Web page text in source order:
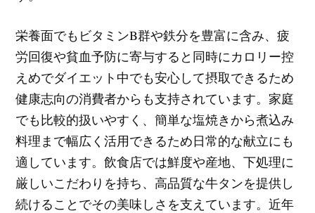
栄養面でもビタミンB群や鉄分を豊富に含み、疲
労回復や貧血予防に寄与すると同時にカロリー控
えめでダイエット中でも安心して摂取できるため
健康志向の消費者からも支持されています。家庭
でも比較的扱いやすく、簡単な塩焼きから煮込み
料理まで幅広く活用できるため日常的な献立にも
適しています。飲食店では鮮度や産地、下処理に
厳しいこだわりを持ち、高品質な牛タンを提供し
続けることでその美味しさを支えています。近年